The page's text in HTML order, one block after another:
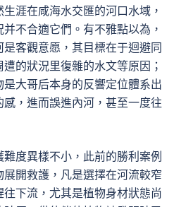
涯在咸海水交匯的河口水域，
不合適它們。有不雅點以為，
客觀意愿，其目標在于迴避同
的狀況里復雜的水文等原因；
大哥后本身的反響定位體系出
，進而誤進內河，甚至一度往
度異樣不小，此前的勝利案例
開救護，凡是選擇在河流較窄
下流，尤其是植物身材狀態尚